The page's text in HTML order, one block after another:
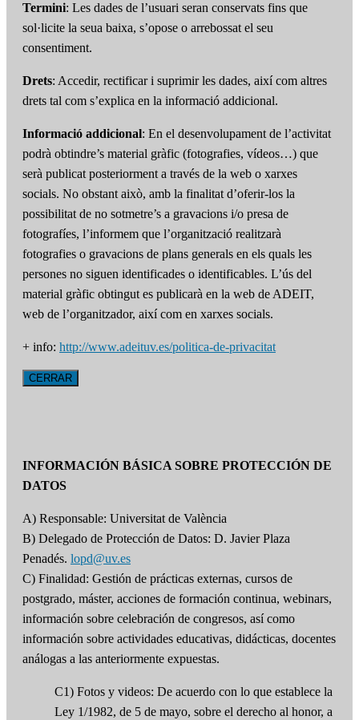
Termini: Les dades de l’usuari seran conservats fins que
sol·licite la seua baixa, s’opose o arrebossat el seu
consentiment.
Drets: Accedir, rectificar i suprimir les dades, així com altres
drets tal com s’explica en la informació addicional.
Informació addicional: En el desenvolupament de l’activitat
podrà obtindre’s material gràfic (fotografies, vídeos…) que
serà publicat posteriorment a través de la web o xarxes
socials. No obstant això, amb la finalitat d’oferir-los la
possibilitat de no sotmetre’s a gravacions i/o presa de
fotografíes, l’informem que l’organització realitzarà
fotografies o gravacions de plans generals en els quals les
persones no siguen identificades o identificables. L’ús del
material gràfic obtingut es publicarà en la web de ADEIT,
web de l’organitzador, així com en xarxes socials.
+ info: http://www.adeituv.es/politica-de-privacitat
CERRAR
INFORMACIÓN BÁSICA SOBRE PROTECCIÓN DE
DATOS
A) Responsable: Universitat de València
B) Delegado de Protección de Datos: D. Javier Plaza
Penadés. lopd@uv.es
C) Finalidad: Gestión de prácticas externas, cursos de
postgrado, máster, acciones de formación continua, webinars,
información sobre celebración de congresos, así como
información sobre actividades educativas, didácticas, docentes
análogas a las anteriormente expuestas.
C1) Fotos y videos: De acuerdo con lo que establece la
Ley 1/1982, de 5 de mayo, sobre el derecho al honor, a